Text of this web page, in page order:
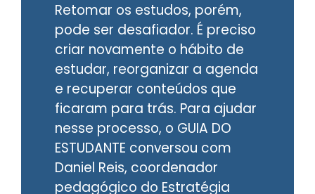
Retomar os estudos, porém,
pode ser desafiador. É preciso
criar novamente o hábito de
estudar, reorganizar a agenda
e recuperar conteúdos que
ficaram para trás. Para ajudar
nesse processo, o GUIA DO
ESTUDANTE conversou com
Daniel Reis, coordenador
pedagógico do Estratégia